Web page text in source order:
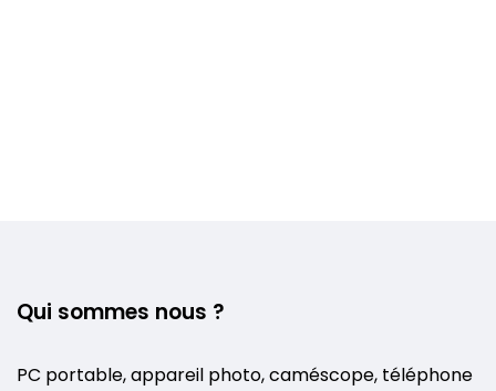
Qui sommes nous ?
PC portable, appareil photo, caméscope, téléphone